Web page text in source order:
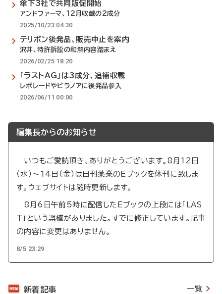
傘下3社で共同販促開始
アンドファーマ、12月収載の2成分
2025/10/23 04:30
テリボン後発品、販売中止を案内
沢井、特許訴訟の和解内容踏まえ
2026/02/25 18:20
「ラストAG」は3成分、追補収載
レボレードやビラノアに後発品参入
2026/06/11 00:00
編集長からのお知らせ
いつもご愛読頂き、ありがとうございます。8月12日
（水）～14日（金）は日刊薬業のEブックを休刊に致しま
す。ウェブサイトは随時更新します。
8月6日午前5時に配信したEブックの上段には「LAS
T」という誤植がありました。すでに修正しています。記事
の内容に変更はありません。
8/5 23:29
新着記事 一覧